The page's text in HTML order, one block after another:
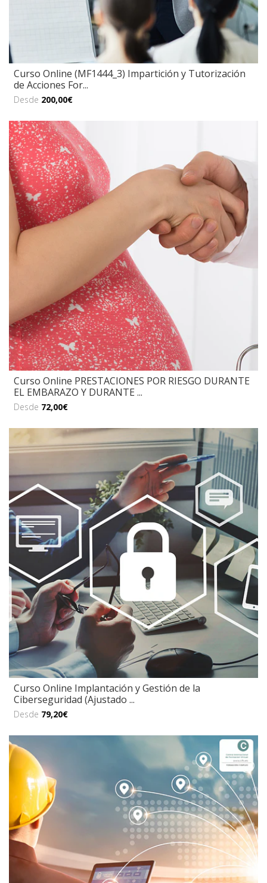
Curso Online (MF1444_3) Impartición y Tutorización
de Acciones For...
Desde 200,00€
Curso Online PRESTACIONES POR RIESGO DURANTE
EL EMBARAZO Y DURANTE ...
Desde 72,00€
Curso Online Implantación y Gestión de la
Ciberseguridad (Ajustado ...
Desde 79,20€